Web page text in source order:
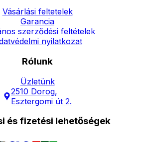
Vásárlási feltetelek
Garancia
szerződési feltételek
nyilatkozat
Rólunk
Üzletünk
2510 Dorog,
Esztergomi út 2.
és fizetési lehetőségek